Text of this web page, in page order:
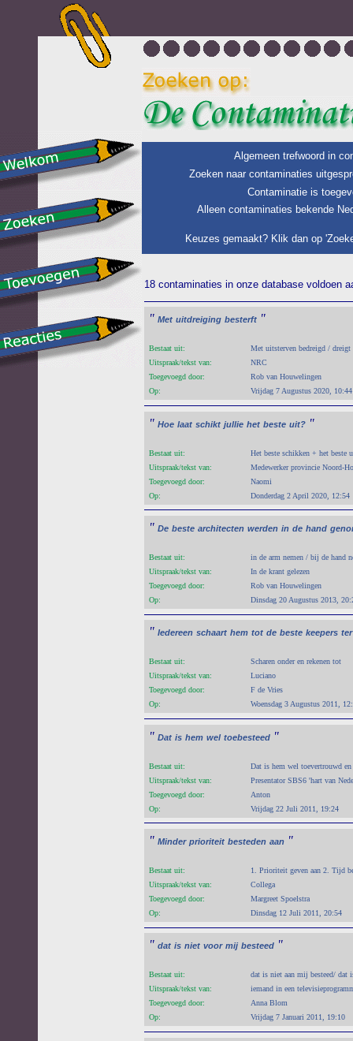
Algemeen trefwoord in
Zoeken naar contaminaties
Contaminatie is
Alleen contaminaties bekende
Keuzes gemaakt? Klik dan op
18 contaminaties in onze database voldoen
" Met uitdreiging besterft "
Bestaat uit:
Met uitsterven bedreigd / dreigt
Uitspraak/tekst van:
NRC
Toegevoegd door:
Rob van Houwelingen
Op:
Vrijdag 7 Augustus 2020, 10:44
" Hoe laat schikt jullie het beste uit? "
Bestaat uit:
Het beste schikken + het beste
Uitspraak/tekst van:
Medewerker provincie Noord-
Toegevoegd door:
Naomi
Op:
Donderdag 2 April 2020, 12:54
" De beste architecten werden in de hand
Bestaat uit:
in de arm nemen / bij de hand
Uitspraak/tekst van:
In de krant gelezen
Toegevoegd door:
Rob van Houwelingen
Op:
Dinsdag 20 Augustus 2013,
" Iedereen schaart hem tot de beste keepers ter
Bestaat uit:
Scharen onder en rekenen tot
Uitspraak/tekst van:
Luciano
Toegevoegd door:
F de Vries
Op:
Woensdag 3 Augustus 2011,
" Dat is hem wel toebesteed "
Bestaat uit:
Dat is hem wel toevertrouwd en
Uitspraak/tekst van:
Presentator SBS6 'hart van
Toegevoegd door:
Anton
Op:
Vrijdag 22 Juli 2011, 19:24
" Minder prioriteit besteden aan "
Bestaat uit:
1. Prioriteit geven aan 2. Tijd
Uitspraak/tekst van:
Collega
Toegevoegd door:
Margreet Spoelstra
Op:
Dinsdag 12 Juli 2011, 20:54
" dat is niet voor mij besteed "
Bestaat uit:
dat is niet aan mij besteed/ dat
Uitspraak/tekst van:
iemand in een
Toegevoegd door:
Anna Blom
Op:
Vrijdag 7 Januari 2011, 19:10